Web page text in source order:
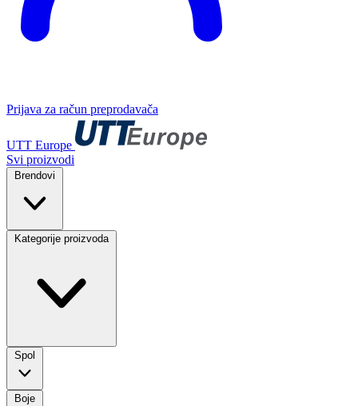
Prijava za račun preprodavača
UTT Europe
Svi proizvodi
Brendovi
Kategorije proizvoda
Spol
Boje